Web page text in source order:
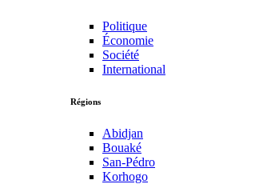
Politique
Économie
Société
International
Régions
Abidjan
Bouaké
San-Pédro
Korhogo